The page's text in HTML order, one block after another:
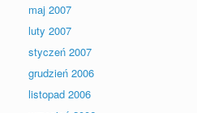
maj 2007
luty 2007
styczeń 2007
grudzień 2006
listopad 2006